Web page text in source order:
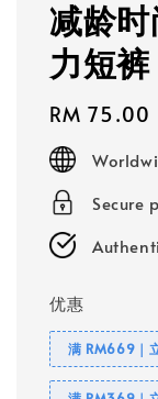
减龄
力短裤
Regular
price
RM 75.00
Secure
优惠
满 RM669｜